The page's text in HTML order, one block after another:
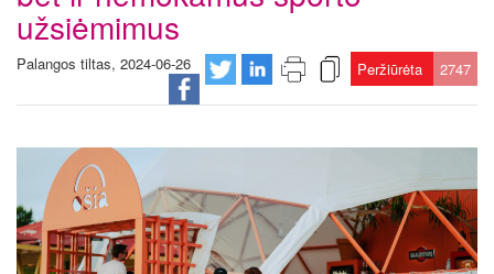
užsiėmimus
Palangos tiltas, 2024-06-26 Peržiūrėta 2747